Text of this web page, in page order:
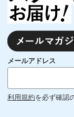
メールアドレス
利用規約を必ず確認